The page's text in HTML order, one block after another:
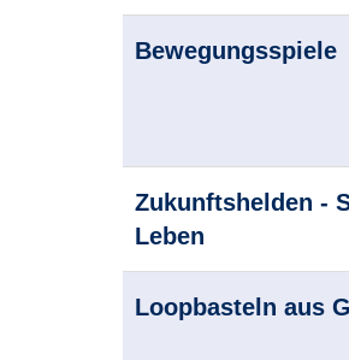
Bewegungsspiele
Zukunftshelden -
Leben
Loopbasteln aus